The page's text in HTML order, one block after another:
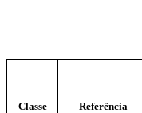
Classe Referência